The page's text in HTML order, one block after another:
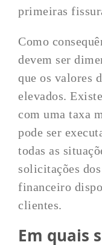
primeiras
Como
devem ser
que os valores
elevados.
com uma taxa
pode ser
todas as
solicitações
financeiro
clientes.
Em quais